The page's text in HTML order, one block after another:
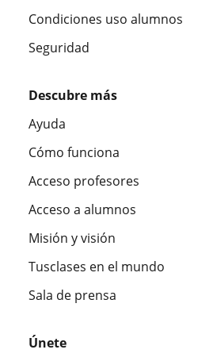
Condiciones uso alumnos
Seguridad
Descubre más
Ayuda
Cómo funciona
Acceso profesores
Acceso a alumnos
Misión y visión
Tusclases en el mundo
Sala de prensa
Únete